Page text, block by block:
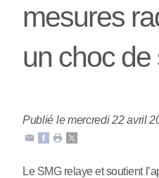
mesures
un choc de
Publié le mercredi 22 avril
Le SMG relaye et soutient